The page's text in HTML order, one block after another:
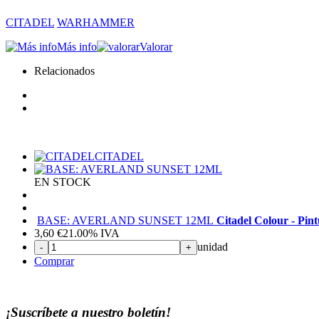
CITADEL WARHAMMER
Más info
Valorar
Relacionados
CITADEL
EN STOCK
BASE: AVERLAND SUNSET 12ML Citadel Colour -
3,60 €21.00% IVA
- + unidad
Comprar
¡Suscríbete a nuestro boletín!